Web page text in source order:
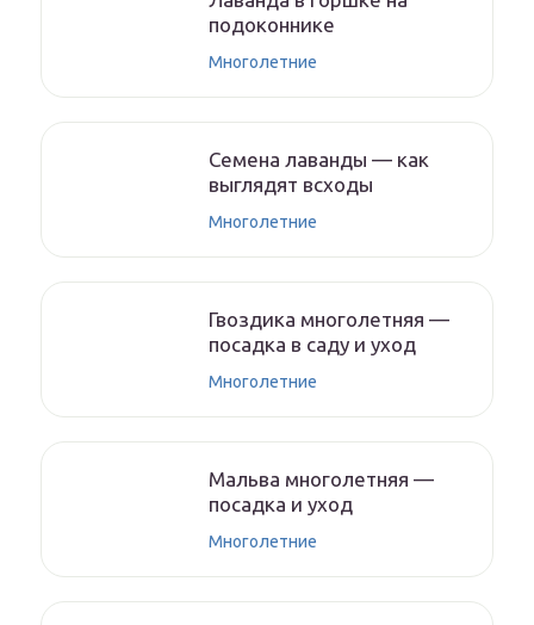
подоконнике
Многолетние
Семена лаванды — как
выглядят всходы
Многолетние
Гвоздика многолетняя —
посадка в саду и уход
Многолетние
Мальва многолетняя —
посадка и уход
Многолетние